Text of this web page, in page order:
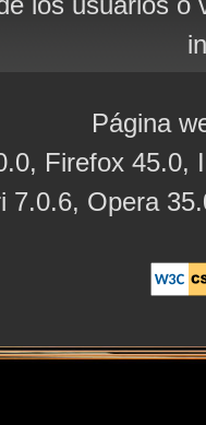
Página
Firefox 45.0,
7.0.6, Opera